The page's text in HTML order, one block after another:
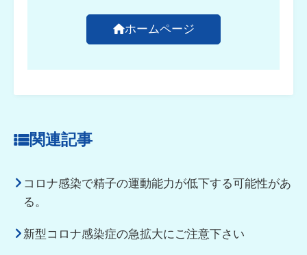
ホームページ
関連記事
コロナ感染で精子の運動能力が低下する可能性があ
る。
新型コロナ感染症の急拡大にご注意下さい